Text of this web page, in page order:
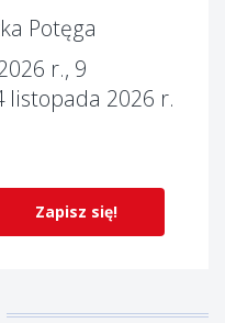
Potęga
r., 9
listopada 2026 r.
Zapisz się!